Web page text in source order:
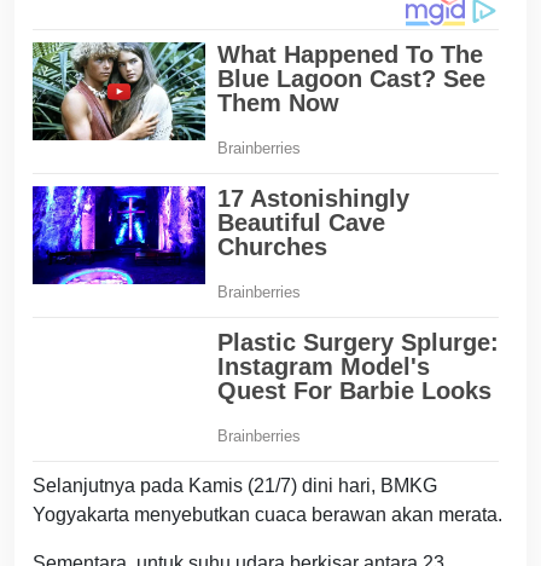
Selanjutnya pada Kamis (21/7) dini hari, BMKG
Yogyakarta menyebutkan cuaca berawan akan merata.